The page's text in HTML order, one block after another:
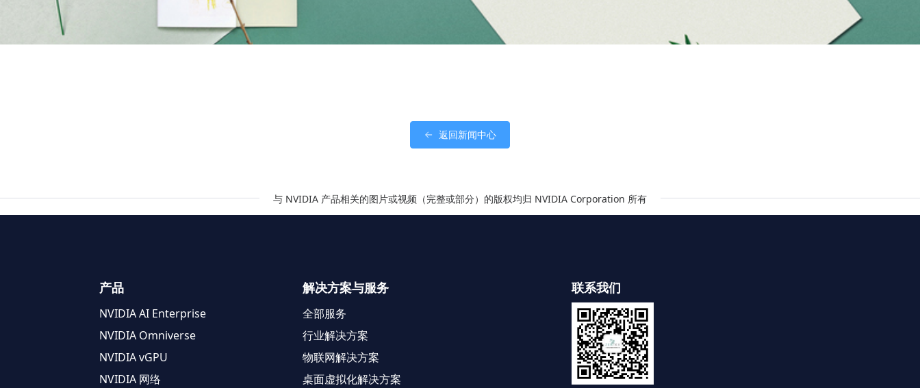
返回新闻中心
与 NVIDIA 产品相关的图片或视频（完整或部分）的版权均归 NVIDIA Corporation 所有
产品
NVIDIA AI Enterprise
NVIDIA Omniverse
NVIDIA vGPU
NVIDIA 网络
解决方案与服务
全部服务
行业解决方案
物联网解决方案
桌面虚拟化解决方案
联系我们